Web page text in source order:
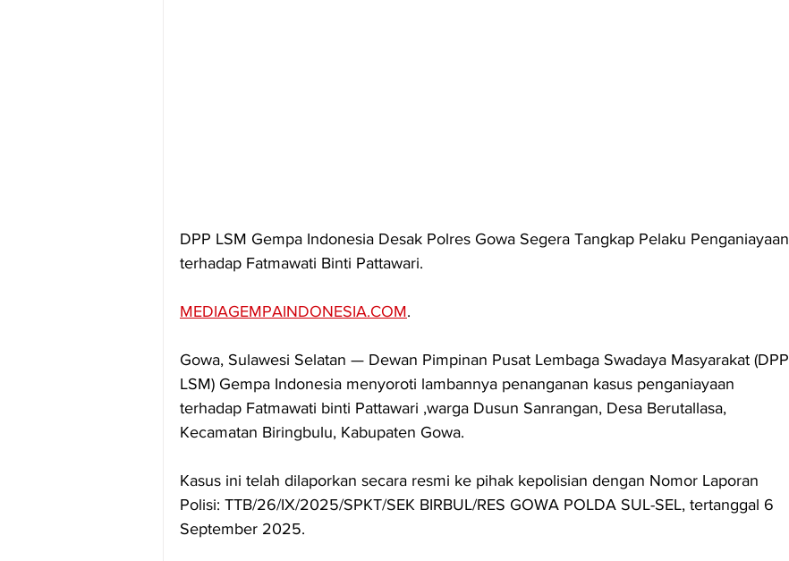
DPP LSM Gempa Indonesia Desak Polres Gowa Segera Tangkap Pelaku Penganiayaan
terhadap Fatmawati Binti Pattawari.
MEDIAGEMPAINDONESIA.COM.
Gowa, Sulawesi Selatan — Dewan Pimpinan Pusat Lembaga Swadaya Masyarakat (DPP
LSM) Gempa Indonesia menyoroti lambannya penanganan kasus penganiayaan
terhadap Fatmawati binti Pattawari ,warga Dusun Sanrangan, Desa Berutallasa,
Kecamatan Biringbulu, Kabupaten Gowa.
Kasus ini telah dilaporkan secara resmi ke pihak kepolisian dengan Nomor Laporan
Polisi: TTB/26/IX/2025/SPKT/SEK BIRBUL/RES GOWA POLDA SUL-SEL, tertanggal 6
September 2025.